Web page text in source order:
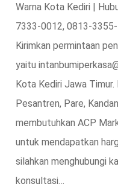
Warna Kota Kediri |
7333-0012, 0813-
Kirimkan permintaan
yaitu
Kota Kediri Jawa
Pesantren, Pare,
membutuhkan ACP
untuk mendapatkan
silahkan menghubungi
konsultasi…